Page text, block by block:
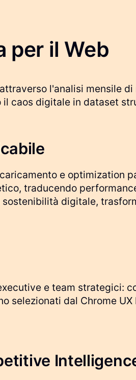
per il Web
l'analisi mensile
caos digitale in dataset
e
traducendo
digitale,
e team strategici:
selezionati dal Chrome